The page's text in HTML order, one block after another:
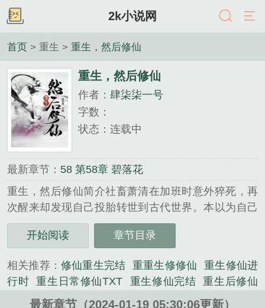
2k小说网
首页 > 重生 > 重生，然后修仙
重生，然后修仙
作者： 肆柒柒一号
字数：
状态：连载中
最新章节： 58 第58章 碧落花
重生，然后修仙简介社畜萧清在加班时意外猝死，再
次醒来却发现自己投胎转世到古代世界。本以为自己
会这样平淡的度过普通人的一生，却意外发现这居然
是修仙世界无男主，无cp成长型女主...
小说。
开始阅读 章节目录
相关推荐： 修仙重生完结 重重生修修仙
重生修仙进
行时
重生日常修仙TXT 重生修仙完结
重生后修仙
重生后修为还在的玄幻 然后修仙的 重生之后修
最新章节（2024-01-19 05:30:06更新）